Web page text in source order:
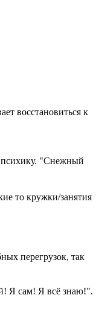
восстановиться к
психику. "Снежный
то кружки/занятия
перегрузок, так
Я сам! Я всё знаю!".